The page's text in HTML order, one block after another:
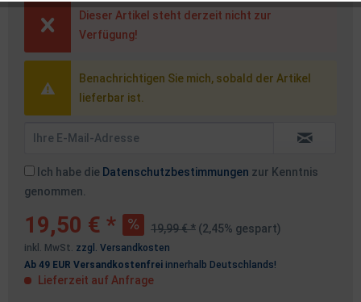
Dieser Artikel steht derzeit nicht zur
Verfügung!
Benachrichtigen Sie mich, sobald der Artikel
lieferbar ist.
Ich habe die Datenschutzbestimmungen zur Kenntnis
genommen.
19,50 € * 19,99 € * (2,45% gespart)
inkl. MwSt. zzgl. Versandkosten
Ab 49 EUR Versandkostenfrei innerhalb Deutschlands!
Lieferzeit auf Anfrage